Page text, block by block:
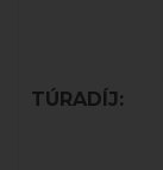
TÚRADÍJ: